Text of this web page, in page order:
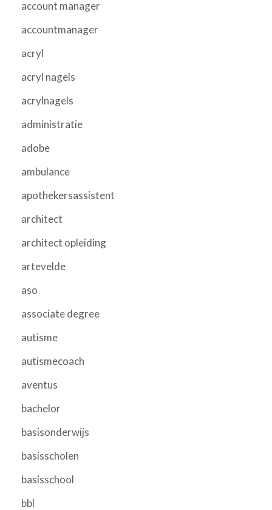
account manager
accountmanager
acryl
acryl nagels
acrylnagels
administratie
adobe
ambulance
apothekersassistent
architect
architect opleiding
artevelde
aso
associate degree
autisme
autismecoach
aventus
bachelor
basisonderwijs
basisscholen
basisschool
bbl